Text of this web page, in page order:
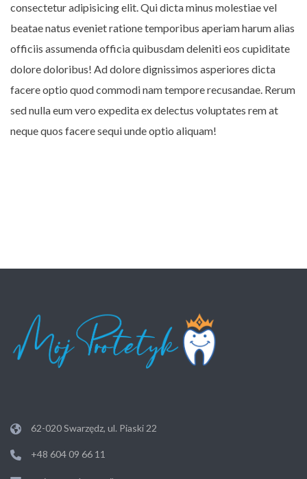
consectetur adipisicing elit. Qui dicta minus molestiae vel
beatae natus eveniet ratione temporibus aperiam harum alias
officiis assumenda officia quibusdam deleniti eos cupiditate
dolore doloribus! Ad dolore dignissimos asperiores dicta
facere optio quod commodi nam tempore recusandae. Rerum
sed nulla eum vero expedita ex delectus voluptates rem at
neque quos facere sequi unde optio aliquam!
62-020 Swarzędz, ul. Piaski 22
+48 604 09 66 11